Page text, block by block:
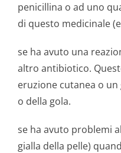
penicillina o ad uno
di questo medicinale
se ha avuto una
altro antibiotico.
eruzione cutanea o
o della gola.
se ha avuto problemi
gialla della pelle)